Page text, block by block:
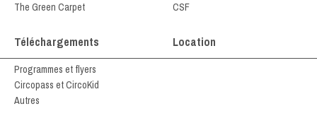
The Green Carpet
CSF
Téléchargements
Programmes et flyers
Circopass et CircoKid
Autres
Location